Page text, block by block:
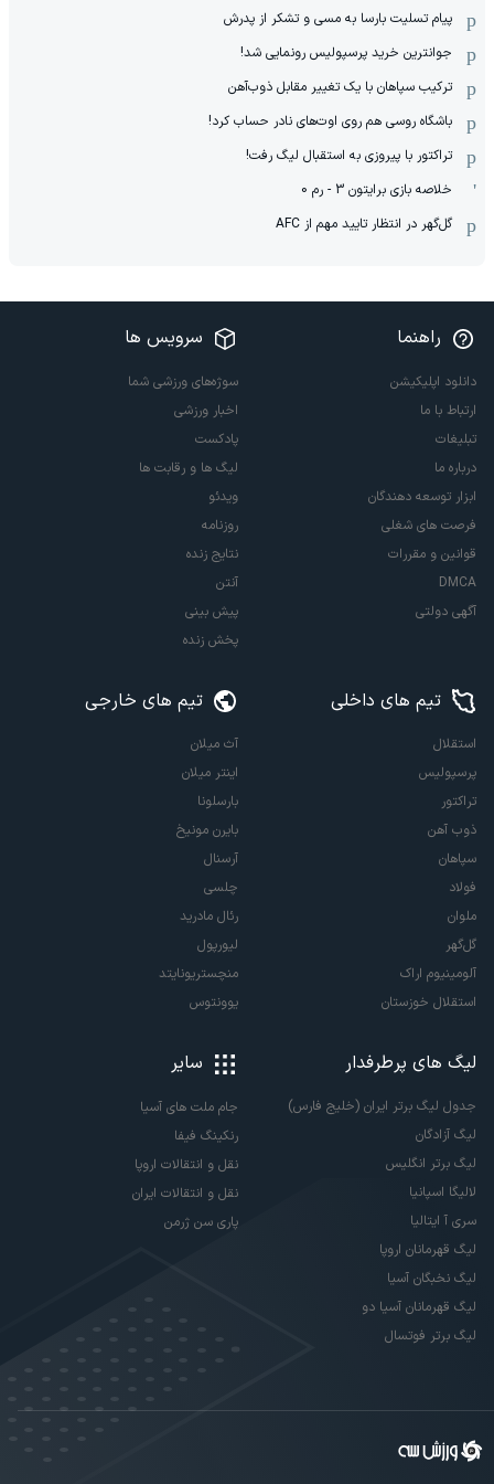
پیام تسلیت بارسا به مسی و تشکر از پدرش
جوانترین خرید پرسپولیس رونمایی شد!
ترکیب سپاهان با یک تغییر مقابل ذوب‌آهن
باشگاه روسی هم روی اوت‌های نادر حساب کرد!
تراکتور با پیروزی به استقبال لیگ رفت!
خلاصه بازی برایتون 3 - رم 0
گل‌گهر در انتظار تایید مهم از ‌AFC
راهنما
دانلود اپلیکیشن
ارتباط با ما
تبلیغات
درباره ما
ابزار توسعه دهندگان
فرصت های شغلی
قوانین و مقررات
DMCA
آگهی دولتی
سرویس ها
سوژه‌های ورزشی شما
اخبار ورزشی
پادکست
لیگ ها و رقابت ها
ویدئو
روزنامه
نتایج زنده
آنتن
پیش بینی
پخش زنده
تیم های داخلی
استقلال
پرسپولیس
تراکتور
ذوب آهن
سپاهان
فولاد
ملوان
گل‌گهر
آلومینیوم اراک
استقلال خوزستان
تیم های خارجی
آث میلان
اینتر میلان
بارسلونا
بایرن مونیخ
آرسنال
چلسی
رئال مادرید
لیورپول
منچستریونایتد
یوونتوس
لیگ های پرطرفدار
جدول لیگ برتر ایران (خلیج فارس)
لیگ آزادگان
لیگ برتر انگلیس
لالیگا اسپانیا
سری آ ایتالیا
لیگ قهرمانان اروپا
لیگ نخبگان آسیا
لیگ قهرمانان آسیا دو
لیگ برتر فوتسال
سایر
جام ملت های آسیا
رنکینگ فیفا
نقل و انتقالات اروپا
نقل و انتقالات ایران
پاری سن ژرمن